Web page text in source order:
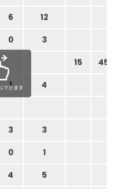
6 12
0 3
15 45
1 4
3 3
0 1
4 5
できます